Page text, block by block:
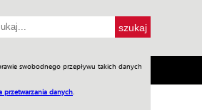
swobodnego przepływu takich danych
przetwarzania danych
Praca w WIW